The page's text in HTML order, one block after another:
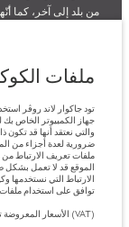
من بلد إلى آخر، كما
الأوروبي. قد يتباين
الاختبارات كما أن
ملاحظة مهمة حول
يؤثر حاليًا في
هذا ظرف ديناميكي
موقع الويب حاليًا
والحلية ومجموعات
تقييدات حالية معك
ملفات
تود جاكوار لاند روڤر
جهاز الكمبيوتر الخاص بك
والتي نعتقد أنها قد تكون
ضرورية لعدة أجزاء من
ملفات تعريف الارتباط من
الموقع قد لا تعمل بشكل
الارتباط التي نستخدمها
توافق على استخدام
(VAT) الأسعار المعروضة تشمل ضريبة القيمة المضافة.